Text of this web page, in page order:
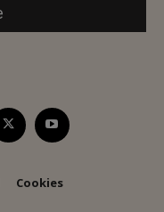
Cookies